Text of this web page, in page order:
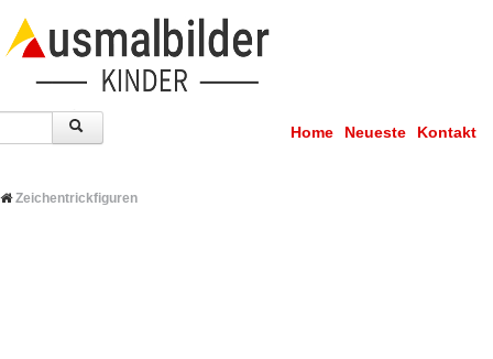
Home Neueste Kontakt
Zeichentrickfiguren